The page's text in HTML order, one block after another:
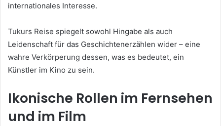
internationales Interesse.
Tukurs Reise spiegelt sowohl Hingabe als auch
Leidenschaft für das Geschichtenerzählen wider – eine
wahre Verkörperung dessen, was es bedeutet, ein
Künstler im Kino zu sein.
Ikonische Rollen im Fernsehen
und im Film